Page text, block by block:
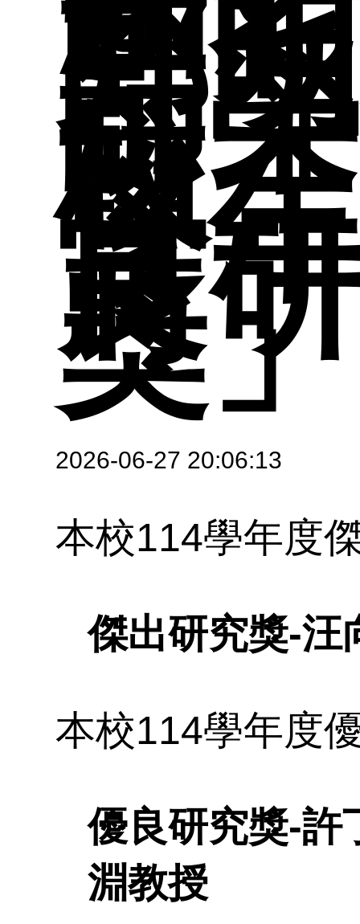
認
試
紹
材
師
資
文
向
在
專
簡
表
開
參
獎
專
各
招
榜
績
獎
鄭
師
校
學
良
獎」
2026-06-27 20:06:13
本校114學年度
傑出研究獎-汪
本校114學年度
優良研究獎-許
淵教授